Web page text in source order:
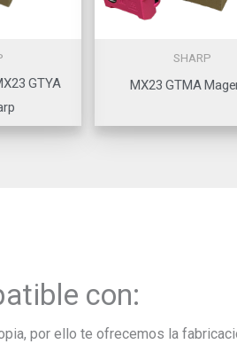
GTYA
SHARP
MX23 GTMA
con:
por ello te ofrecemos la